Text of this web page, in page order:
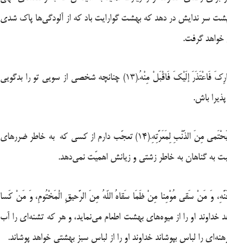
پشت سر ندایش در دهد که بهشت گوارایت باد‏ که از آلودگی‌ها پاک شدی
گرفت.‏
‏ ‏13 – قال علیه السلام:إ نْ شَتَمَکَ رَجُلٌ عَنْ یَمینِکَ، ثُمَّ تَحَوَّلَ إلی یَسارِکَ فَاعْتَذَرَ إلَیْکَ فَاقْبَلْ مِنْهُ.(13) چنانچه شخصی از سویی تو را بدگویی
باش.‏
‏ ‏14 – قال علیه السلام: عَجِبْتُ لِمَنْ یَحْتَمی مِنَ الطَّعامِ لِمَضَرَّتِهِ، کَیْفَ لایَحْتَمی مِنَ الذَّنْبِ لِمَعَرَّتِهِ.(14) تعجّب دارم از کسی که به خاطر ضررهای
گناهان به خاطر زشتی و زیانش اهمیّت نمی‌دهد.
وَ مَنْ سَقی مُوْمِنا مِنْ ظَمَا ‏سَقاهُ اللّهُ مِنَ الرَّحیقِ الْمَخْتُومِ، وَ مَنْ کَسا
گرسنه‌ای را طعام دهد خداوند او را از میوه‌های بهشت اطعام می‌نماید، و هر که تشنه‌ای ‏را آب
را لباس بپوشاند ‏خداوند او را از لباس سبز بهشتی خواهد پوشاند.‏